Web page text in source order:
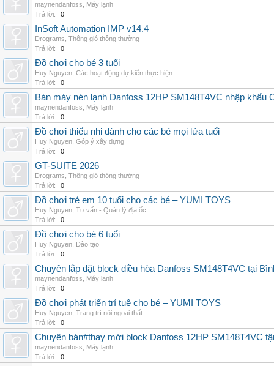
maynendanfoss
Máy lạnh
Trả lời:
0
InSoft Automation IMP v14.4
Drograms Thông gió thông thường
Trả lời:
0
Đồ chơi cho bé 3 tuổi
Huy Nguyen Các hoạt động dự kiến thực hiện
Trả lời:
0
Bán máy nén lạnh Danfoss 12HP SM148T4VC nhập khẩu
maynendanfoss
Máy lạnh
Trả lời:
0
Đồ chơi thiếu nhi dành cho các bé mọi lứa tuổi
Huy Nguyen Góp ý xây dựng
Trả lời:
0
GT-SUITE 2026
Drograms Thông gió thông thường
Trả lời:
0
Đồ chơi trẻ em 10 tuổi cho các bé – YUMI TOYS
Huy Nguyen Tư vấn - Quản lý địa ốc
Trả lời:
0
Đồ chơi cho bé 6 tuổi
Huy Nguyen Đào tạo
Trả lời:
0
Chuyên lắp đặt block điều hòa Danfoss SM148T4VC tại
maynendanfoss
Máy lạnh
Trả lời:
0
Đồ chơi phát triển trí tuệ cho bé – YUMI TOYS
Huy Nguyen Trang trí nội ngoại thất
Trả lời:
0
Chuyên bán#thay mới block Danfoss 12HP SM148T4VC
maynendanfoss
Máy lạnh
Trả lời:
0